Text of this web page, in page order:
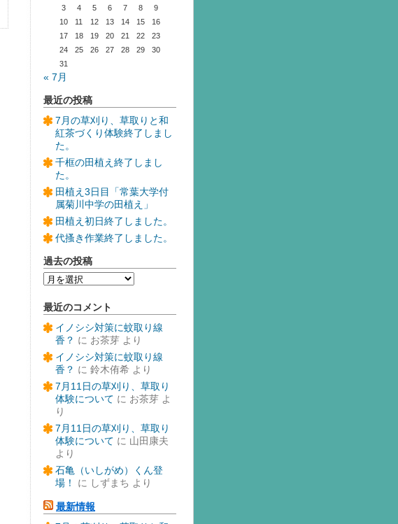
3
4 5 6 7 8
9
10
11 12 13 14 15
16
17
18 19 20 21 22
23
24
25 26 27 28 29
30
31
« 7月
最近の投稿
7月の草刈り、草取りと和
紅茶づくり体験終了しまし
た。
千框の田植え終了しまし
た。
田植え3日目「常葉大学付
属菊川中学の田植え」
田植え初日終了しました。
代搔き作業終了しました。
過去の投稿
過
去
投
稿
最近のコメント
イノシシ対策に蚊取り線
香？ に お茶芽 より
イノシシ対策に蚊取り線
香？ に 鈴木侑希 より
7月11日の草刈り、草取り
体験について に お茶芽 よ
り
7月11日の草刈り、草取り
体験について に 山田康夫
より
石亀（いしがめ）くん登
場！
に しずまち より
最新情報